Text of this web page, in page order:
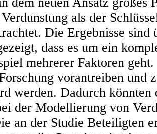
als der
Die Ergebnisse sind
dass es um ein
mehrerer Faktoren
vorantreiben und
werden. Dadurch könnten
der Modellierung von
an der Studie Beteiligten